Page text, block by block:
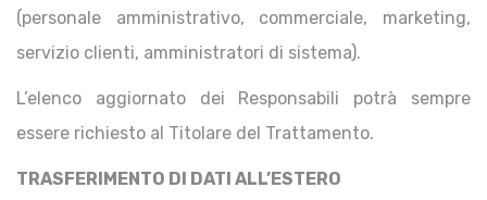
(personale amministrativo, commerciale, marketing,
servizio clienti, amministratori di sistema).
L’elenco aggiornato dei Responsabili potrà sempre
essere richiesto al Titolare del Trattamento.
TRASFERIMENTO DI DATI ALL’ESTERO